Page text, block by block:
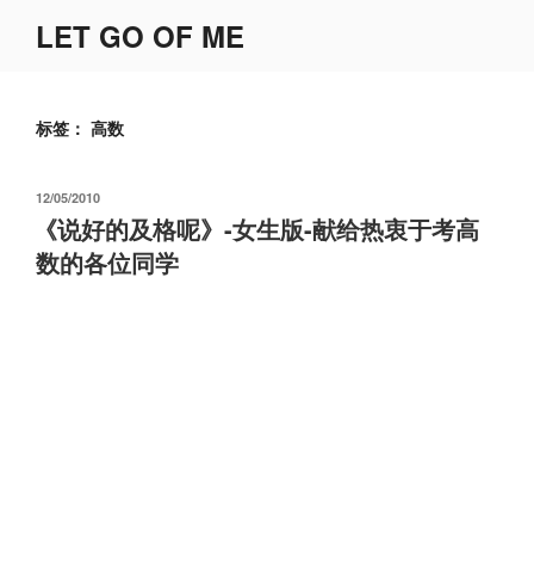
LET GO OF ME
标签： 高数
发
12/05/2010
《说好的及格呢》-女生版-献给热衷于考高
数的各位同学